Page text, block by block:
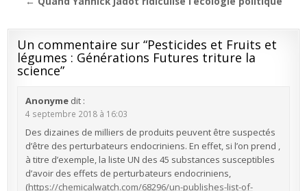
l’article
Un commentaire sur “Pesticides et Fruits et
légumes : Générations Futures triture la
science”
Anonyme dit :
4 septembre 2018 à 16:03
Des dizaines de milliers de produits peuvent être suspectés
d’être des perturbateurs endocriniens. En effet, si l’on prend ,
à titre d’exemple, la liste UN des 45 substances susceptibles
d’avoir des effets de perturbateurs endocriniens,
(https://chemicalwatch.com/68296/un-publishes-list-of-